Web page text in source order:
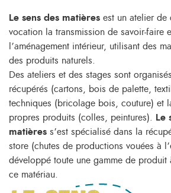
Le sens des matières est un atelier de
vocation la transmission de savoir-faire
l’aménagement intérieur, utilisant des
des produits naturels.
Des ateliers et des stages sont
récupérés (cartons, bois de palette,
techniques (bricolage bois, couture) et
propres produits (colles, peintures).
Le
matières s’est spécialisé dans la
store (chutes de productions vouées à
développé toute une gamme de produit
ce matériau.